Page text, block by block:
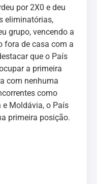
por 2X0 e deu
eliminatórias,
grupo, vencendo a
fora de casa com a
que o País
a primeira
com nenhuma
como
e Moldávia, o País
primeira posição.